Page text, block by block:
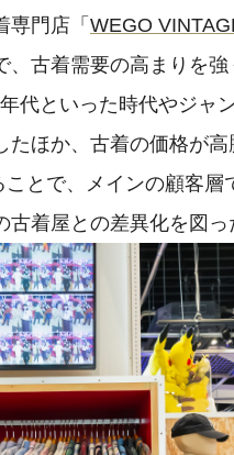
門店「 WEGO
古着需要の高まりを強
代といった時代やジャ
ほか、古着の価格が
とで、メインの顧客層
着屋との差異化を図っ